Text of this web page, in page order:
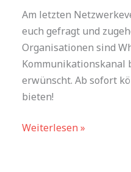
Am letzten
euch gefragt und
Organisationen sind
Kommunikationskanal
erwünscht. Ab sofort
bieten!
Weiterlesen »